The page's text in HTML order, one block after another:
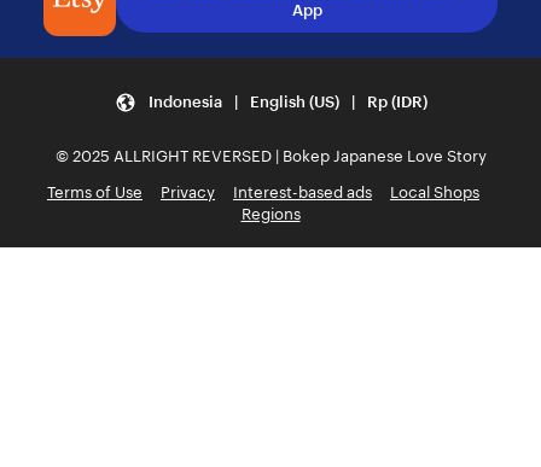
App
Indonesia | English (US) | Rp (IDR)
© 2025 ALLRIGHT REVERSED | Bokep Japanese Love Story
Terms of Use
Privacy Interest-based ads
Local Shops
Regions